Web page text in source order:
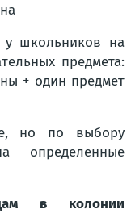
у школьников на
предмета:
+ один предмет
но по выбору
определенные
в колонии